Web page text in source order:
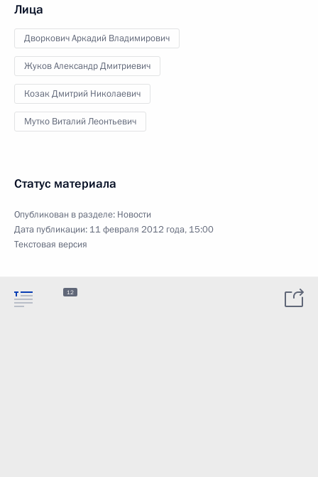
Лица
Дворкович Аркадий Владимирович
Жуков Александр Дмитриевич
Козак Дмитрий Николаевич
Мутко Виталий Леонтьевич
Статус материала
Опубликован в разделе: Новости
Дата публикации: 11 февраля 2012 года, 15:00
Текстовая версия
12